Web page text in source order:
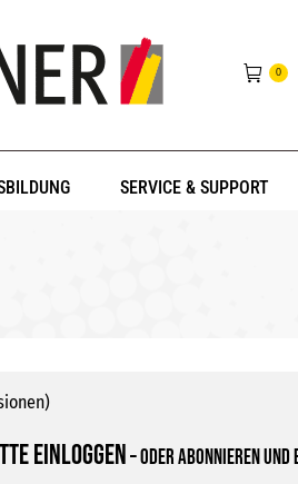
0
SERVICE & SUPPORT
einloggen–oder abonnieren und